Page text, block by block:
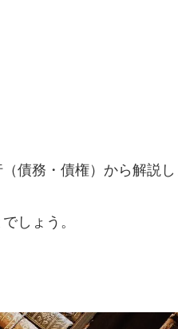
債務・債権）から解説し
しょう。